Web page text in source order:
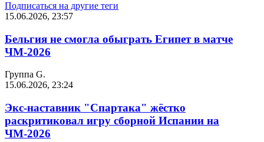
Подписаться на другие теги
15.06.2026, 23:57
Бельгия не смогла обыграть Египет в матче
ЧМ-2026
Группа G.
15.06.2026, 23:24
Экс-наставник "Спартака" жёстко
раскритиковал игру сборной Испании на
ЧМ-2026